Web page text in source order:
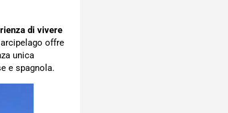
di vivere
offre
unica
e spagnola.